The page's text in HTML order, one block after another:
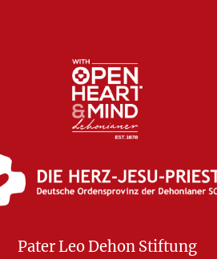
Pater Leo Dehon Stiftung